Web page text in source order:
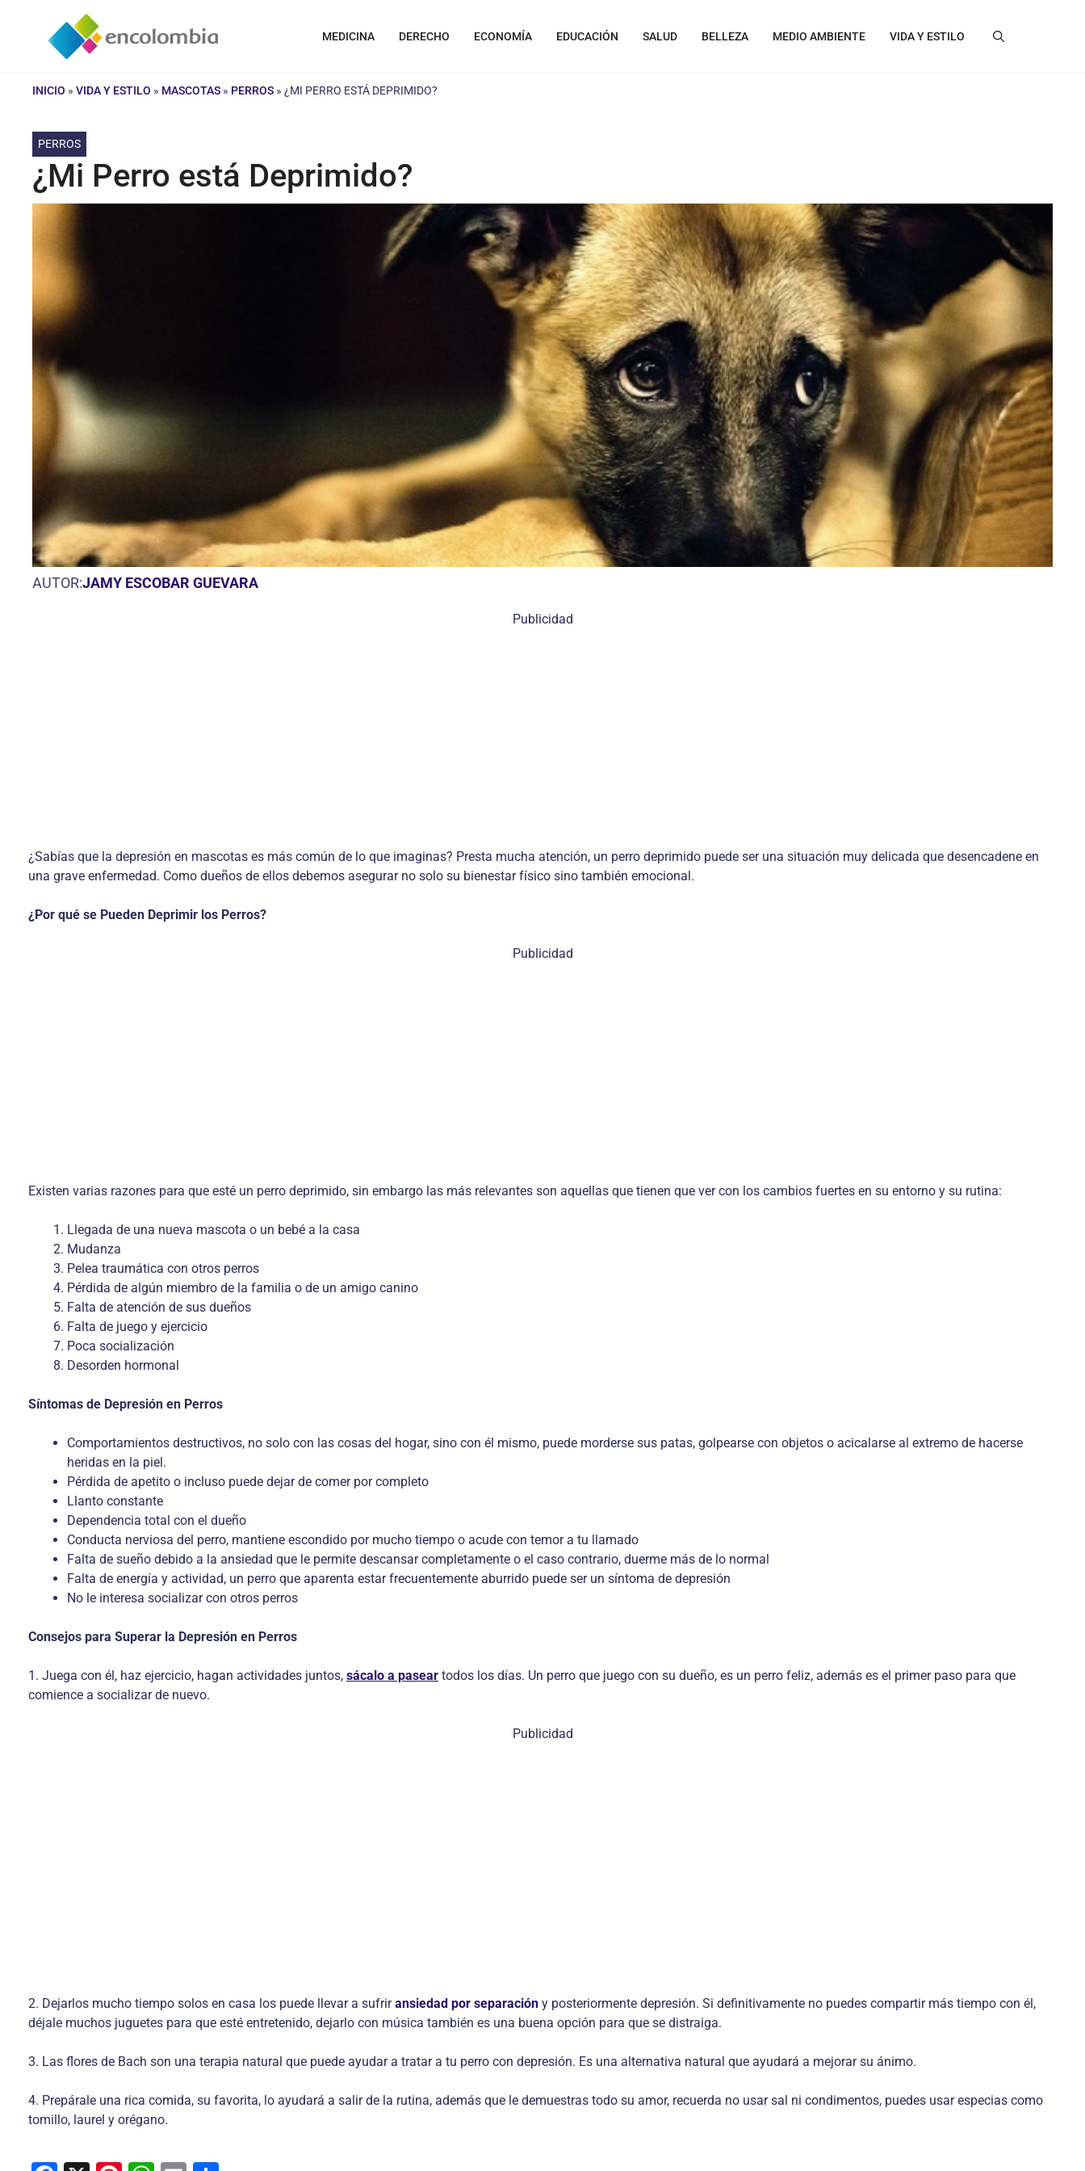
contenido
MEDICINA DERECHO ECONOMÍA EDUCACIÓN SALUD BELLEZA MEDIO AMBIENTE VIDA Y ESTILO
INICIO » VIDA Y ESTILO » MASCOTAS » PERROS » ¿MI PERRO ESTÁ DEPRIMIDO?
PERROS
¿Mi Perro está Deprimido?
AUTOR:JAMY ESCOBAR GUEVARA
Publicidad
¿Sabías que la depresión en mascotas es más común de lo que imaginas? Presta mucha atención, un perro deprimido puede ser una situación muy delicada que desencadene en
una grave enfermedad. Como dueños de ellos debemos asegurar no solo su bienestar físico sino también emocional.
¿Por qué se Pueden Deprimir los Perros?
Publicidad
Existen varias razones para que esté un perro deprimido, sin embargo las más relevantes son aquellas que tienen que ver con los cambios fuertes en su entorno y su rutina:
Llegada de una nueva mascota o un bebé a la casa
Mudanza
Pelea traumática con otros perros
Pérdida de algún miembro de la familia o de un amigo canino
Falta de atención de sus dueños
Falta de juego y ejercicio
Poca socialización
Desorden hormonal
Síntomas de Depresión en Perros
Comportamientos destructivos, no solo con las cosas del hogar, sino con él mismo, puede morderse sus patas, golpearse con objetos o acicalarse al extremo de hacerse
heridas en la piel.
Pérdida de apetito o incluso puede dejar de comer por completo
Llanto constante
Dependencia total con el dueño
Conducta nerviosa del perro, mantiene escondido por mucho tiempo o acude con temor a tu llamado
Falta de sueño debido a la ansiedad que le permite descansar completamente o el caso contrario, duerme más de lo normal
Falta de energía y actividad, un perro que aparenta estar frecuentemente aburrido puede ser un síntoma de depresión
No le interesa socializar con otros perros
Consejos para Superar la Depresión en Perros
1. Juega con él, haz ejercicio, hagan actividades juntos, sácalo a pasear todos los días. Un perro que juego con su dueño, es un perro feliz, además es el primer paso para que
comience a socializar de nuevo.
Publicidad
2. Dejarlos mucho tiempo solos en casa los puede llevar a sufriransiedad por separación y posteriormente depresión. Si definitivamente no puedes compartir más tiempo con él,
déjale muchos juguetes para que esté entretenido, dejarlo con música también es una buena opción para que se distraiga.
3. Las flores de Bach son una terapia natural que puede ayudar a tratar a tu perro con depresión. Es una alternativa natural que ayudará a mejorar su ánimo.
4. Prepárale una rica comida, su favorita, lo ayudará a salir de la rutina, además que le demuestras todo su amor, recuerda no usar sal ni condimentos, puedes usar especias como
tomillo, laurel y orégano.